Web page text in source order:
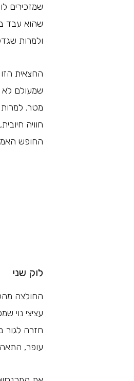
שמזכירים
שהוא עבד
ולמרות
החצאית
מטר. למרות
חוויה
החופש
לוק שני
החולצה
עציצי נוי
חזרה לגור
עופר,